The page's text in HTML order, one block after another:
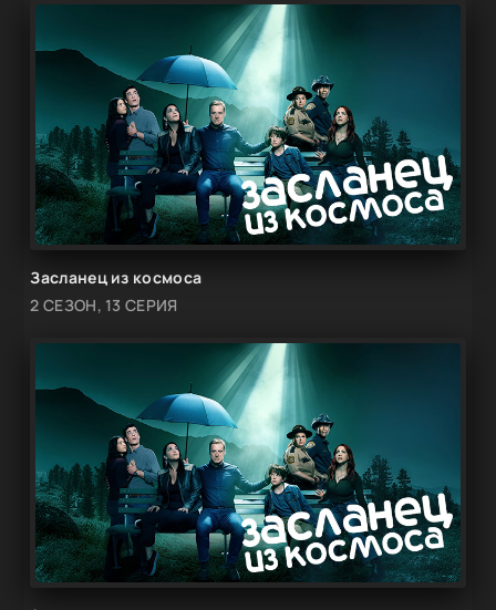
Засланец из космоса
2 СЕЗОН, 13 СЕРИЯ